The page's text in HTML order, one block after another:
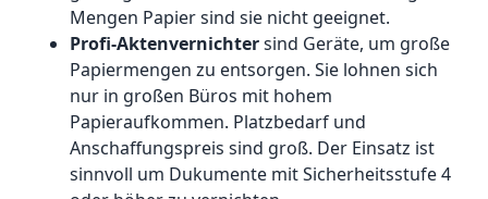
Mengen Papier sind sie nicht geeignet.
Profi-Aktenvernichtersind Geräte, um große
Papiermengen zu entsorgen. Sie lohnen sich
nur in großen Büros mit hohem
Papieraufkommen. Platzbedarf und
Anschaffungspreis sind groß. Der Einsatz ist
sinnvoll um Dukumente mit Sicherheitsstufe 4